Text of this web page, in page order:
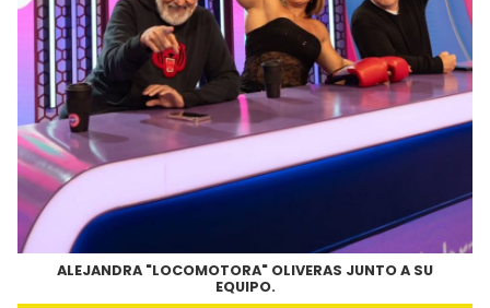
ALEJANDRA "LOCOMOTORA" OLIVERAS JUNTO A SU
EQUIPO.